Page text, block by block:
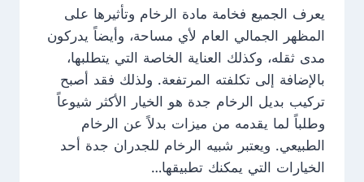
يعرف الجميع فخامة مادة الرخام وتأثيرها على
المظهر الجمالي العام لأي مساحة، وأيضاً يدركون
مدى ثقله، وكذلك العناية الخاصة التي يتطلبها،
بالإضافة إلى تكلفته المرتفعة. ولذلك فقد أصبح
تركيب بديل الرخام جدة هو الخيار الأكثر شيوعاً
وطلباً لما يقدمه من ميزات بدلاً عن الرخام
الطبيعي. ويعتبر شبيه الرخام للجدران جدة أحد
الخيارات التي يمكنك تطبيقها…